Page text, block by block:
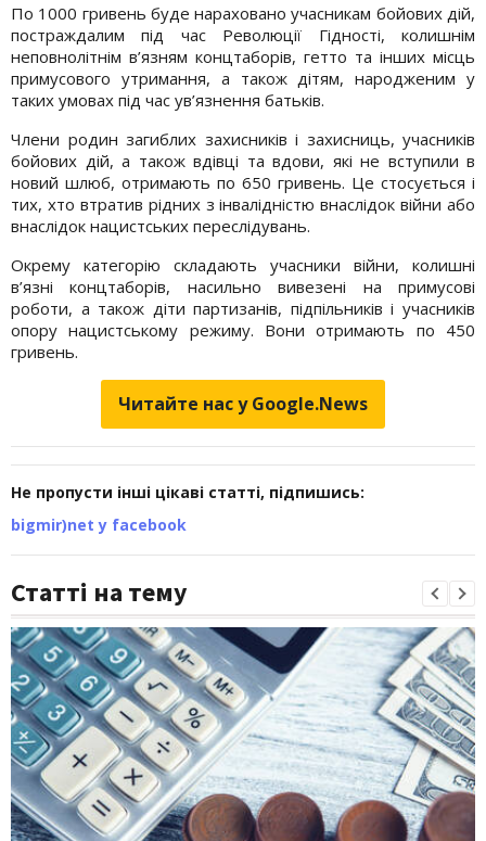
По 1000 гривень буде нараховано учасникам бойових дій,
постраждалим під час Революції Гідності, колишнім
неповнолітнім в’язням концтаборів, гетто та інших місць
примусового утримання, а також дітям, народженим у
таких умовах під час ув’язнення батьків.
Члени родин загиблих захисників і захисниць, учасників
бойових дій, а також вдівці та вдови, які не вступили в
новий шлюб, отримають по 650 гривень. Це стосується і
тих, хто втратив рідних з інвалідністю внаслідок війни або
внаслідок нацистських переслідувань.
Окрему категорію складають учасники війни, колишні
в’язні концтаборів, насильно вивезені на примусові
роботи, а також діти партизанів, підпільників і учасників
опору нацистському режиму. Вони отримають по 450
гривень.
Читайте нас у Google.News
Не пропусти інші цікаві статті, підпишись:
bigmir)net у facebook
Статті на тему